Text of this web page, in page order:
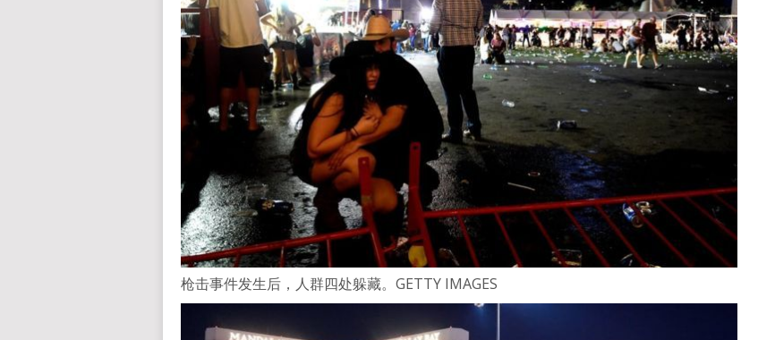
枪击事件发生后，人群四处躲藏。GETTY IMAGES